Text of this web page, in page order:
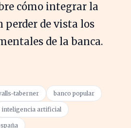
cómo integrar la
perder de vista los
de la banca.
taberner banco popular
inteligencia artificial